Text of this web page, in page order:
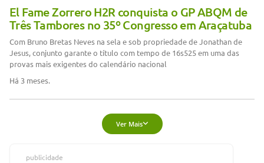
El Fame Zorrero H2R conquista o GP ABQM de
Três Tambores no 35º Congresso em Araçatuba
Com Bruno Bretas Neves na sela e sob propriedade de Jonathan de
Jesus, conjunto garante o título com tempo de 16s525 em uma das
provas mais exigentes do calendário nacional
Há 3 meses.
Ver Mais
publicidade